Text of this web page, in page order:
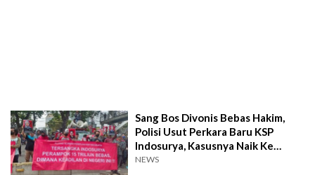
Sang Bos Divonis Bebas Hakim,
Polisi Usut Perkara Baru KSP
Indosurya, Kasusnya Naik Ke
Penyidikan
NEWS